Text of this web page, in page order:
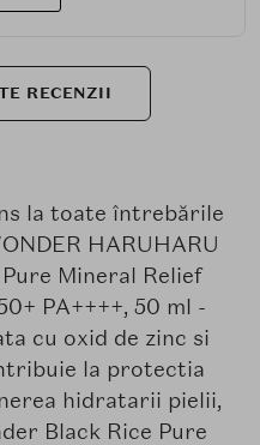
RECENZII
la toate întrebările
HARUHARU
Mineral Relief
PA++++, 50 ml -
cu oxid de zinc si
la protectia
hidratarii pielii,
Black Rice Pure